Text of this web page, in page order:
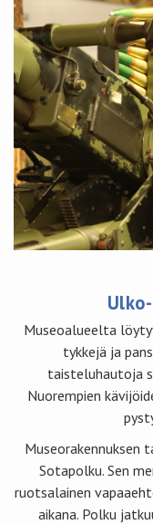
Museoalueelta
tykkejä ja
taisteluhautoja
Nuorempien
Museorakennuksen
Sotapolku. Sen
ruotsalainen
aikana. Polku